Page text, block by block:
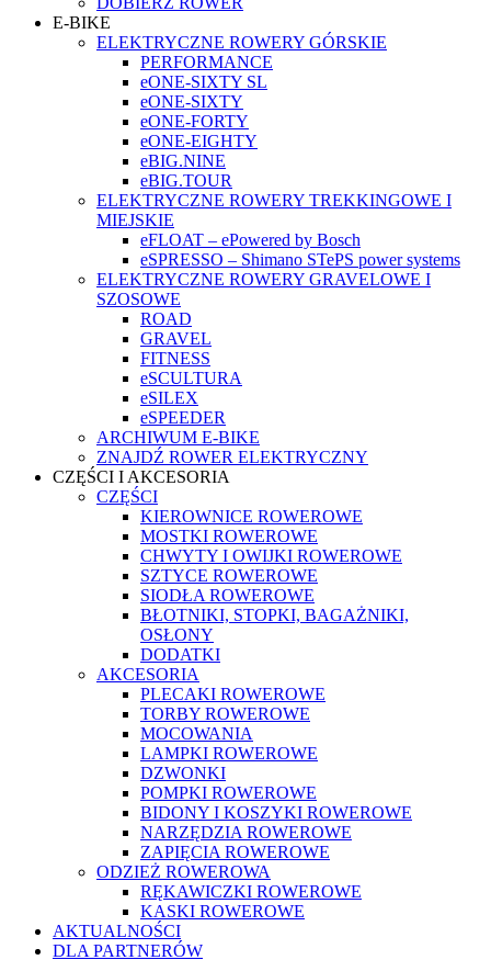
E-BIKE
ELEKTRYCZNE ROWERY GÓRSKIE
PERFORMANCE
eONE-SIXTY SL
eONE-SIXTY
eONE-FORTY
eONE-EIGHTY
eBIG.NINE
eBIG.TOUR
ELEKTRYCZNE ROWERY TREKKINGOWE I
MIEJSKIE
eFLOAT – ePowered by Bosch
eSPRESSO – Shimano STePS power systems
ELEKTRYCZNE ROWERY GRAVELOWE I
SZOSOWE
ROAD
GRAVEL
FITNESS
eSCULTURA
eSILEX
eSPEEDER
ARCHIWUM E-BIKE
ZNAJDŹ ROWER ELEKTRYCZNY
CZĘŚCI I AKCESORIA
CZĘŚCI
KIEROWNICE ROWEROWE
MOSTKI ROWEROWE
CHWYTY I OWIJKI ROWEROWE
SZTYCE ROWEROWE
SIODŁA ROWEROWE
BŁOTNIKI, STOPKI, BAGAŻNIKI,
OSŁONY
DODATKI
AKCESORIA
PLECAKI ROWEROWE
TORBY ROWEROWE
MOCOWANIA
LAMPKI ROWEROWE
DZWONKI
POMPKI ROWEROWE
BIDONY I KOSZYKI ROWEROWE
NARZĘDZIA ROWEROWE
ZAPIĘCIA ROWEROWE
ODZIEŻ ROWEROWA
RĘKAWICZKI ROWEROWE
KASKI ROWEROWE
AKTUALNOŚCI
DLA PARTNERÓW